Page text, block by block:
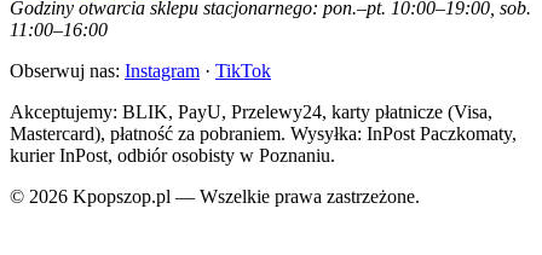
Godziny otwarcia sklepu stacjonarnego: pon.–pt. 10:00–19:00, sob.
11:00–16:00
Obserwuj nas: Instagram · TikTok
Akceptujemy: BLIK, PayU, Przelewy24, karty płatnicze (Visa,
Mastercard), płatność za pobraniem. Wysyłka: InPost Paczkomaty,
kurier InPost, odbiór osobisty w Poznaniu.
© 2026 Kpopszop.pl — Wszelkie prawa zastrzeżone.